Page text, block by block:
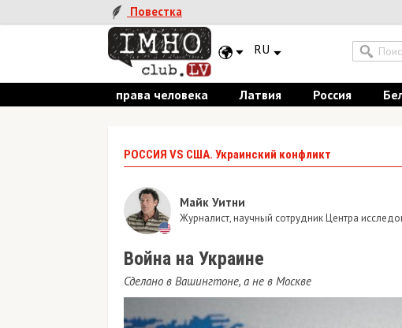
Повестка
RU
права человека Латвия Россия
РОССИЯ VS США. Украинский конфликт
Майк Уитни
Журналист, научный сотрудник Центра
Война на Украине
Сделано в Вашингтоне, а не в Москве